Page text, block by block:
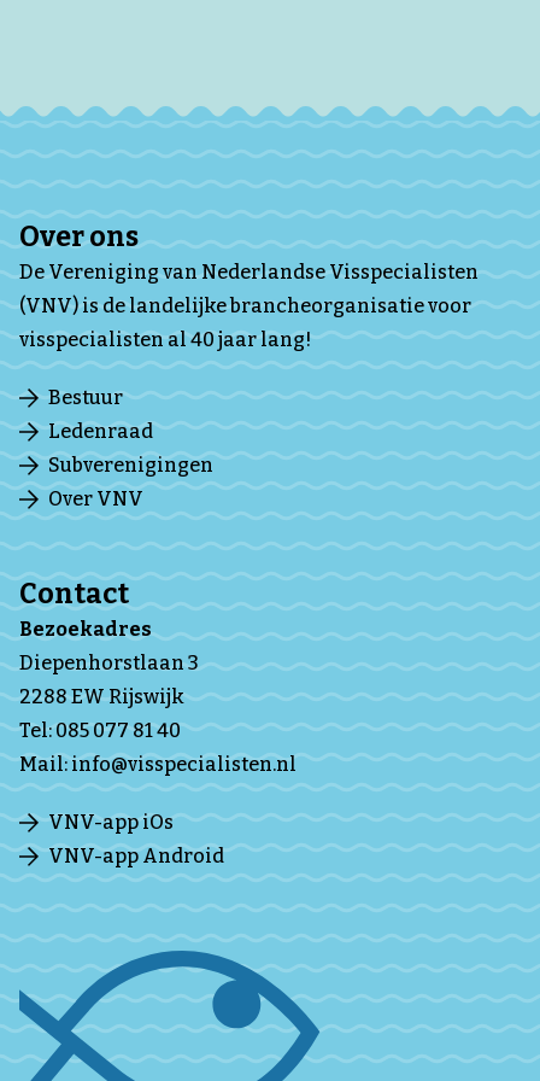
Over ons
De Vereniging van Nederlandse Visspecialisten
(VNV) is de landelijke brancheorganisatie voor
visspecialisten al 40 jaar lang!
Bestuur
Ledenraad
Subverenigingen
Over VNV
Contact
Bezoekadres
Diepenhorstlaan 3
2288 EW Rijswijk
Tel:085 077 81 40
Mail:info@visspecialisten.nl
VNV-app iOs
VNV-app Android